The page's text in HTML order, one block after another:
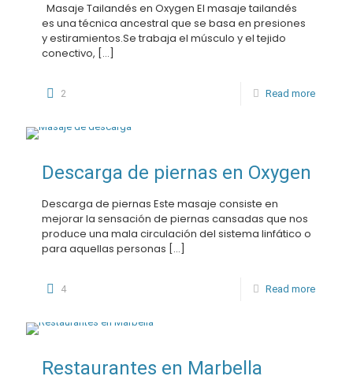
Masaje Tailandés en Oxygen El masaje tailandés
es una técnica ancestral que se basa en presiones
y estiramientos.Se trabaja el músculo y el tejido
conectivo, […]
2 Read more
Descarga de piernas en Oxygen
Descarga de piernas Este masaje consiste en
mejorar la sensación de piernas cansadas que nos
produce una mala circulación del sistema linfático o
para aquellas personas […]
4 Read more
Restaurantes en Marbella